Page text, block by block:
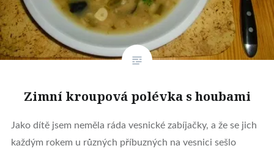
Zimní kroupová polévka s houbami
Jako dítě jsem neměla ráda vesnické zabíjačky, a že se jich
každým rokem u různých příbuzných na vesnici sešlo